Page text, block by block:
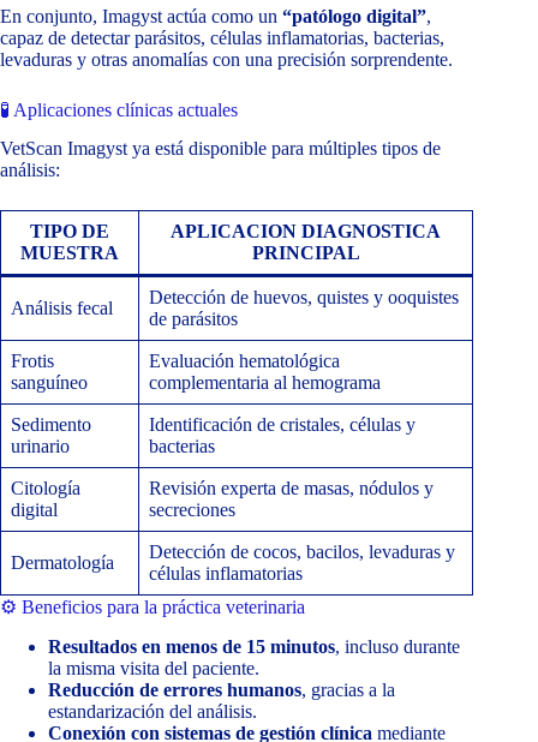
En conjunto, Imagyst actúa como un “patólogo digital”,
capaz de detectar parásitos, células inflamatorias, bacterias,
levaduras y otras anomalías con una precisión sorprendente.
🧪 Aplicaciones clínicas actuales
VetScan Imagyst ya está disponible para múltiples tipos de
análisis:
TIPO DE
MUESTRA
APLICACION DIAGNOSTICA
PRINCIPAL
Análisis fecal
Detección de huevos, quistes y ooquistes
de parásitos
Frotis
sanguíneo
Evaluación hematológica
complementaria al hemograma
Sedimento
urinario
Identificación de cristales, células y
bacterias
Citología
digital
Revisión experta de masas, nódulos y
secreciones
Dermatología
Detección de cocos, bacilos, levaduras y
células inflamatorias
⚙️ Beneficios para la práctica veterinaria
Resultados en menos de 15 minutos, incluso durante
la misma visita del paciente.
Reducción de errores humanos, gracias a la
estandarización del análisis.
Conexión con sistemas de gestión clínica mediante